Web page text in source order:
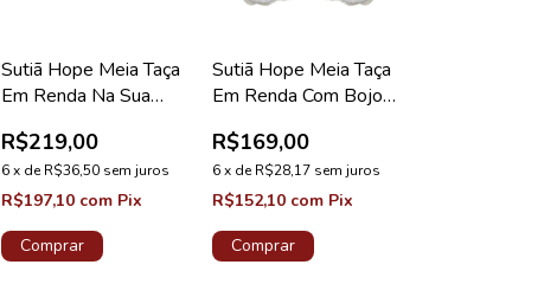
Sutiã Hope Meia Taça
Em Renda Na Sua
Coleção Valência
R$219,00
6x deR$36,50 sem juros
R$197,10 com Pix
Comprar
Sutiã Hope Meia Taça
Em Renda Com Bojo
Mistery
R$169,00
6x deR$28,17 sem juros
R$152,10 com Pix
Comprar